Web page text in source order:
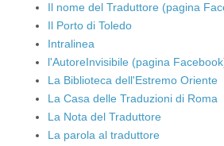
Il nome del Traduttore (pagina
Il Porto di Toledo
Intralinea
l'AutoreInvisibile (pagina
La Biblioteca dell'Estremo Oriente
La Casa delle Traduzioni di Roma
La Nota del Traduttore
La parola al traduttore